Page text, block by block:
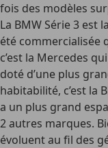
fois des modèles
La BMW Série 3 est
été commercialisée
c’est la Mercedes
doté d’une plus
habitabilité, c’est la
a un plus grand
2 autres marques.
évoluent au fil des